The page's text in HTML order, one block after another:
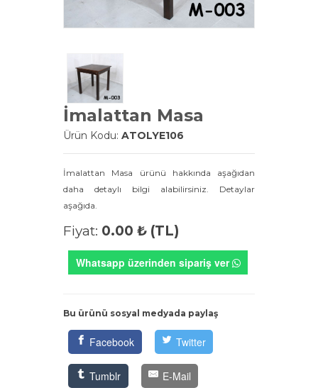
İmalattan Masa
Ürün Kodu: ATOLYE106
İmalattan Masa ürünü hakkında aşağıdan
daha detaylı bilgi alabilirsiniz. Detaylar
aşağıda.
Fiyat: 0.00 ₺ (TL)
Whatsapp üzerinden sipariş ver
Bu ürünü sosyal medyada paylaş
Facebook Twitter
Tumblr E-Mail